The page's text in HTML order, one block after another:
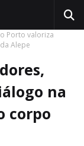
Porto valoriza
Alepe
na
corpo